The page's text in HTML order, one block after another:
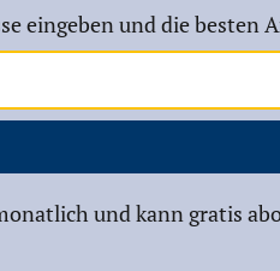
eingeben und die besten
und kann gratis